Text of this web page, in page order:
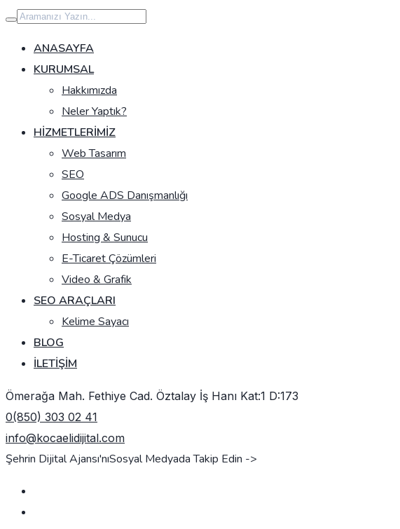
İçeriğe
geç
ANASAYFA
KURUMSAL
Hakkımızda
Neler Yaptık?
HIZMETLERIMIZ
Web Tasarım
SEO
Google ADS Danışmanlığı
Sosyal Medya
Hosting & Sunucu
E-Ticaret Çözümleri
Video & Grafik
SEO ARAÇLARI
Kelime Sayacı
BLOG
İLETIŞIM
Ömerağa Mah. Fethiye Cad. Öztalay İş Hanı Kat:1 D:173
0(850) 303 02 41
info@kocaelidijital.com
Şehrin Dijital Ajansı'nıSosyal Medyada Takip Edin ->